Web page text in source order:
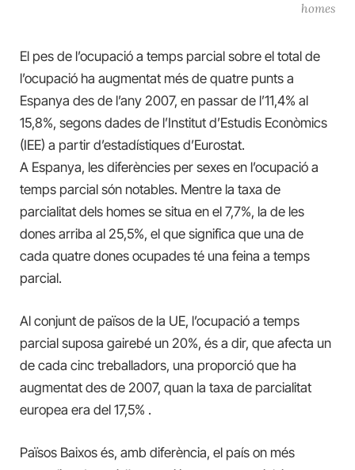
homes
El pes de l’ocupació a temps parcial sobre el total de
l’ocupació ha augmentat més de quatre punts a
Espanya des de l’any 2007, en passar de l’11,4% al
15,8%, segons dades de l’Institut d’Estudis Econòmics
(IEE) a partir d’estadístiques d’Eurostat.
A Espanya, les diferències per sexes en l’ocupació a
temps parcial són notables. Mentre la taxa de
parcialitat dels homes se situa en el 7,7%, la de les
dones arriba al 25,5%, el que significa que una de
cada quatre dones ocupades té una feina a temps
parcial.
Al conjunt de països de la UE, l’ocupació a temps
parcial suposa gairebé un 20%, és a dir, que afecta un
de cada cinc treballadors, una proporció que ha
augmentat des de 2007, quan la taxa de parcialitat
europea era del 17,5% .
Països Baixos és, amb diferència, el país on més